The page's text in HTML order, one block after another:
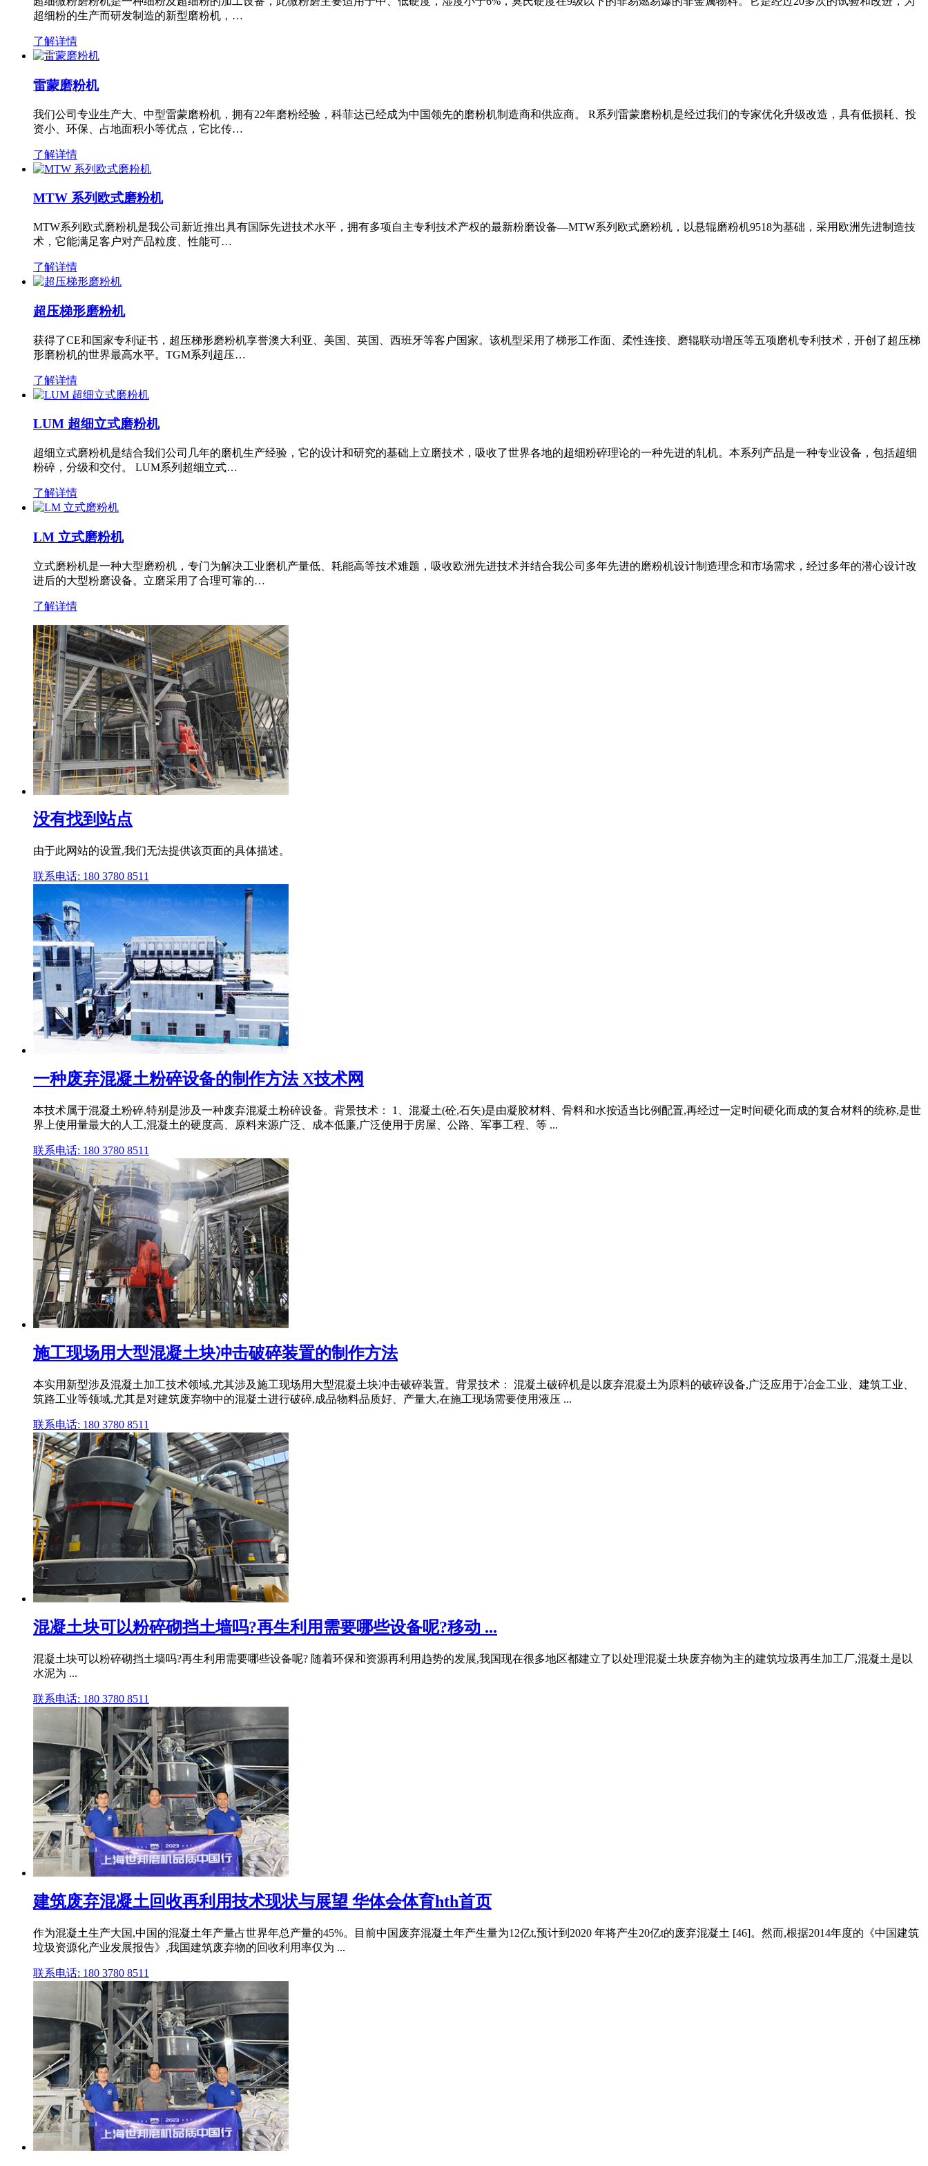
超细粉的生产而研发制造的新型磨粉机，…
了解详情
雷蒙磨粉机
我们公司专业生产大、中型雷蒙磨粉机，拥有22年磨粉经验，科菲达已经成为中国领先的磨粉机制造商和供应商。 R系列雷蒙磨粉机是经过我们的专家优化升级改造，具有低损耗、投
资小、环保、占地面积小等优点，它比传…
了解详情
MTW 系列欧式磨粉机
MTW系列欧式磨粉机是我公司新近推出具有国际先进技术水平，拥有多项自主专利技术产权的最新粉磨设备—MTW系列欧式磨粉机，以悬辊磨粉机9518为基础，采用欧洲先进制造技
术，它能满足客户对产品粒度、性能可…
了解详情
超压梯形磨粉机
获得了CE和国家专利证书，超压梯形磨粉机享誉澳大利亚、美国、英国、西班牙等客户国家。该机型采用了梯形工作面、柔性连接、磨辊联动增压等五项磨机专利技术，开创了超压梯
形磨粉机的世界最高水平。TGM系列超压…
了解详情
LUM 超细立式磨粉机
超细立式磨粉机是结合我们公司几年的磨机生产经验，它的设计和研究的基础上立磨技术，吸收了世界各地的超细粉碎理论的一种先进的轧机。本系列产品是一种专业设备，包括超细
粉碎，分级和交付。 LUM系列超细立式…
了解详情
LM 立式磨粉机
立式磨粉机是一种大型磨粉机，专门为解决工业磨机产量低、耗能高等技术难题，吸收欧洲先进技术并结合我公司多年先进的磨粉机设计制造理念和市场需求，经过多年的潜心设计改
进后的大型粉磨设备。立磨采用了合理可靠的…
了解详情
没有找到站点
由于此网站的设置,我们无法提供该页面的具体描述。
联系电话: 180 3780 8511
一种废弃混凝土粉碎设备的制作方法 X技术网
本技术属于混凝土粉碎,特别是涉及一种废弃混凝土粉碎设备。背景技术： 1、混凝土(砼,石矢)是由凝胶材料、骨料和水按适当比例配置,再经过一定时间硬化而成的复合材料的统称,是世
界上使用量最大的人工,混凝土的硬度高、原料来源广泛、成本低廉,广泛使用于房屋、公路、军事工程、等 ...
联系电话: 180 3780 8511
施工现场用大型混凝土块冲击破碎装置的制作方法
本实用新型涉及混凝土加工技术领域,尤其涉及施工现场用大型混凝土块冲击破碎装置。背景技术： 混凝土破碎机是以废弃混凝土为原料的破碎设备,广泛应用于冶金工业、建筑工业、
筑路工业等领域,尤其是对建筑废弃物中的混凝土进行破碎,成品物料品质好、产量大,在施工现场需要使用液压 ...
联系电话: 180 3780 8511
混凝土块可以粉碎砌挡土墙吗?再生利用需要哪些设备呢?移动 ...
混凝土块可以粉碎砌挡土墙吗?再生利用需要哪些设备呢? 随着环保和资源再利用趋势的发展,我国现在很多地区都建立了以处理混凝土块废弃物为主的建筑垃圾再生加工厂,混凝土是以
水泥为 ...
联系电话: 180 3780 8511
建筑废弃混凝土回收再利用技术现状与展望 华体会体育hth首页
作为混凝土生产大国,中国的混凝土年产量占世界年总产量的45%。目前中国废弃混凝土年产生量为12亿t,预计到2020 年将产生20亿t的废弃混凝土 [46]。然而,根据2014年度的《中国建筑
垃圾资源化产业发展报告》,我国建筑废弃物的回收利用率仅为 ...
联系电话: 180 3780 8511